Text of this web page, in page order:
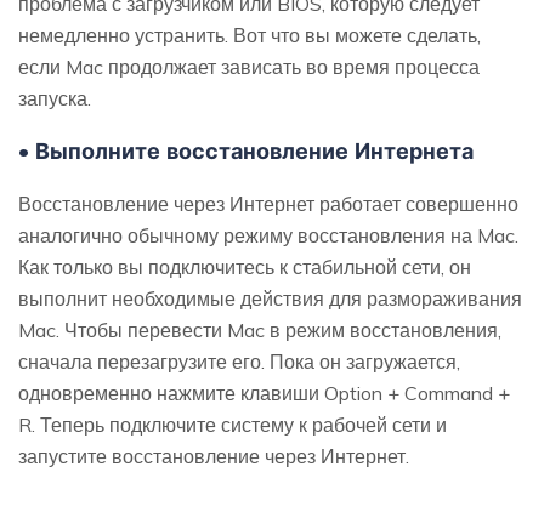
немедленно устранить. Вот что вы можете сделать,
если Mac продолжает зависать во время процесса
запуска.
• Выполните восстановление Интернета
Восстановление через Интернет работает совершенно
аналогично обычному режиму восстановления на Mac.
Как только вы подключитесь к стабильной сети, он
выполнит необходимые действия для размораживания
Mac. Чтобы перевести Mac в режим восстановления,
сначала перезагрузите его. Пока он загружается,
одновременно нажмите клавиши Option + Command +
R. Теперь подключите систему к рабочей сети и
запустите восстановление через Интернет.